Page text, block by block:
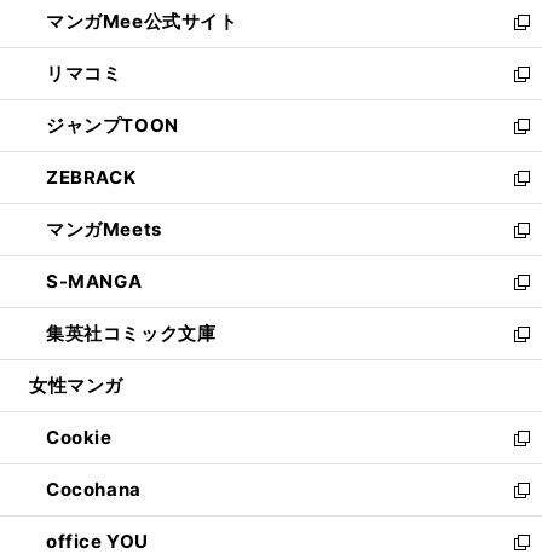
く
ド
ウ
で
開
く
ィ
ン
ド
ウ
で
開
く
い
ウ
ィ
ン
ド
ウ
で
開
く
マンガMee公式サイト
新
し
い
ウ
ィ
ン
ド
ウ
で
開
く
リマコミ
新
し
い
ウ
ィ
ン
ド
ウ
で
開
く
ジャンプTOON
新
し
い
ウ
ィ
ン
ド
ウ
で
開
ZEBRACK
新
し
い
ウ
ィ
ン
ド
ウ
開
く
マンガMeets
新
し
い
ウ
ィ
ン
ウ
で
開
く
S-MANGA
新
し
い
ウ
ン
ド
ウ
で
開
く
集英社コミック文庫
新
し
ウ
ィ
ン
ド
ウ
で
女性マンガ
Cookie
新
し
い
ウ
ィ
Cocohana
新
し
い
office YOU
新